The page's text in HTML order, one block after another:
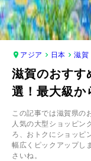
アジア 日本 滋賀
滋賀のおす
選！最大級か
この記事では滋賀県の
人気の大型ショッピン
ろ、おトクにショッピ
幅広くピックアップし
さいね。